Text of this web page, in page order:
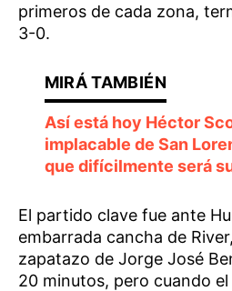
primeros de cada zona,
3-0.
Así está hoy Héctor
implacable de San
que difícilmente será
El partido clave fue ante
embarrada cancha de
zapatazo de Jorge José
20 minutos, pero cuando